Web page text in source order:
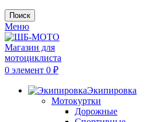
Поиск
Меню
0 элемент 0 ₽
Экипировка
Мотокуртки
Дорожные